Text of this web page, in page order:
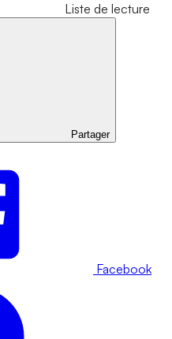
Liste de lecture
Partager
Facebook